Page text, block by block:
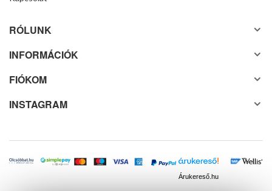
RÓLUNK
INFORMÁCIÓK
FIÓKOM
INSTAGRAM
Árukereső.hu